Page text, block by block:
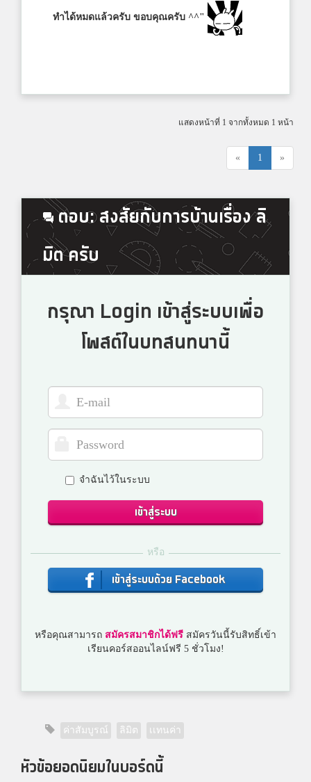
ทำได้หมดแล้วครับ ขอบคุณครับ ^^"
แสดงหน้าที่ 1 จากทั้งหมด 1 หน้า
« 1 »
ตอบ: สงสัยกับการบ้านเรื่อง ลิ
มิต ครับ
กรุณา Login เข้าสู่ระบบเพื่อ
โพสต์ในบทสนทนานี้
จำฉันไว้ในระบบ
เข้าสู่ระบบ
หรือ
เข้าสู่ระบบด้วย Facebook
หรือคุณสามารถ สมัครสมาชิกได้ฟรี สมัครวันนี้รับสิทธิ์เข้า
เรียนคอร์สออนไลน์ฟรี 5 ชั่วโมง!
ค่าสัมบูรณ์ ลิมิต เเทนค่า
หัวข้อยอดนิยมในบอร์ดนี้